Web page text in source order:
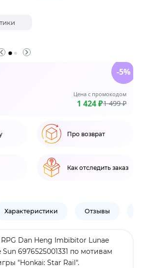
Цена с промокодом
1 424 ₽1 499 ₽
-5%
Про возврат
Как отследить заказ
Характеристики Отзывы
Dan Heng Imbibitor Lunae
6976525001331 по мотивам
"Honkai: Star Rail".